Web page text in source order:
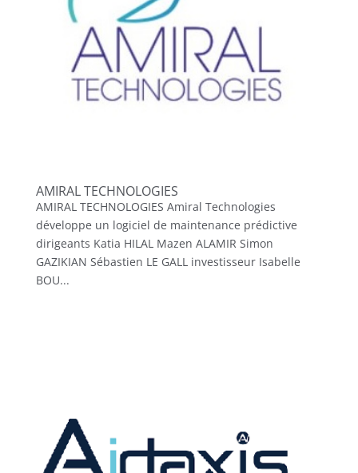
AMIRAL TECHNOLOGIES
AMIRAL TECHNOLOGIES Amiral Technologies
développe un logiciel de maintenance prédictive
dirigeants Katia HILAL Mazen ALAMIR Simon
GAZIKIAN Sébastien LE GALL investisseur Isabelle
BOU...